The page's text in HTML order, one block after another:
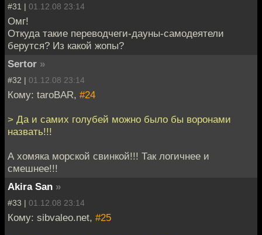
#31 | 01.12.08 23:14
Омг!
Откуда такие переводчеги-дауны-самодеятели
берутся? Из какой жопы?
Sertor »
#32 | 01.12.08 23:14
Кому: taroBAR, #24
> Да и самих голубей можно было бы воронами
назвать!!!
А хомяка морской свинкой!!! Так логичнее и
смешнее!!!
Akira San »
#33 | 01.12.08 23:14
Кому: sibvaleo.net, #25